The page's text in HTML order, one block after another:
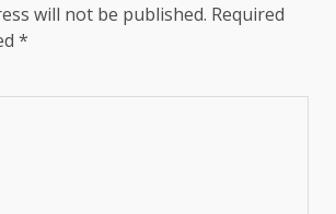
will not be published. Required
*